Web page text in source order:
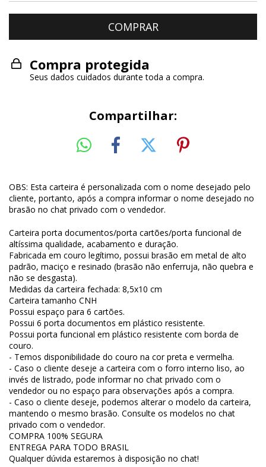
Compra protegida
Seus dados cuidados durante toda a compra.
Compartilhar:
OBS: Esta carteira é personalizada com o nome desejado pelo
cliente, portanto, após a compra informar o nome desejado no
brasão no chat privado com o vendedor.
Carteira porta documentos/porta cartões/porta funcional de
altíssima qualidade, acabamento e duração.
Fabricada em couro legítimo, possui brasão em metal de alto
padrão, maciço e resinado (brasão não enferruja, não quebra e
não se desgasta).
Medidas da carteira fechada: 8,5x10 cm
Carteira tamanho CNH
Possui espaço para 6 cartões.
Possui 6 porta documentos em plástico resistente.
Possui porta funcional em plástico resistente com borda de
couro.
- Temos disponibilidade do couro na cor preta e vermelha.
- Caso o cliente deseje a carteira com o forro interno liso, ao
invés de listrado, pode informar no chat privado com o
vendedor ou no espaço para observações após a compra.
- Caso o cliente deseje, podemos alterar o modelo da carteira,
mantendo o mesmo brasão. Consulte os modelos no chat
privado com o vendedor.
COMPRA 100% SEGURA
ENTREGA PARA TODO BRASIL
Qualquer dúvida estaremos à disposição no chat!